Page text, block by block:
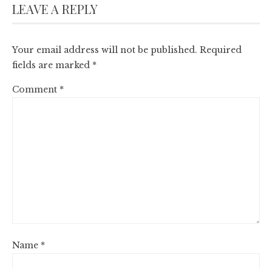
LEAVE A REPLY
Your email address will not be published. Required
fields are marked *
Comment *
Name *